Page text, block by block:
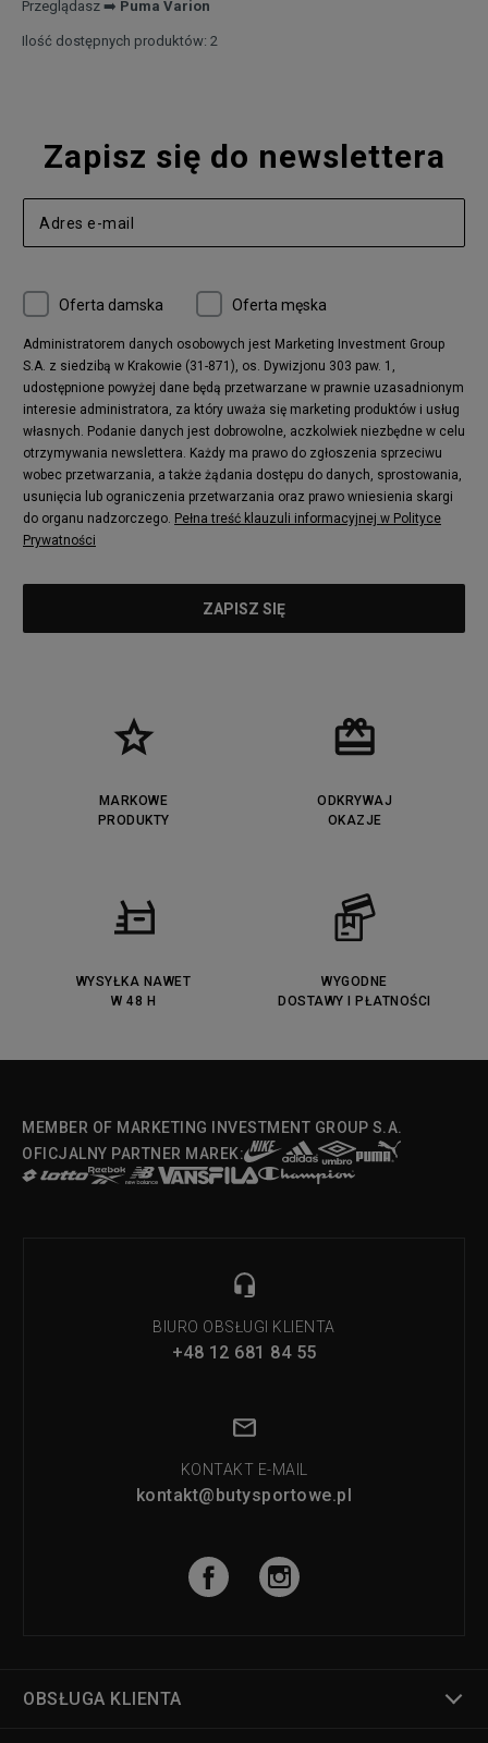
Przeglądasz ➡️ Puma Varion
Ilość dostępnych produktów: 2
Zapisz się do newslettera
Oferta damska Oferta męska
Administratorem danych osobowych jest Marketing Investment Group
S.A. z siedzibą w Krakowie (31-871), os. Dywizjonu 303 paw. 1,
udostępnione powyżej dane będą przetwarzane w prawnie uzasadnionym
interesie administratora, za który uważa się marketing produktów i usług
własnych. Podanie danych jest dobrowolne, aczkolwiek niezbędne w celu
otrzymywania newslettera. Każdy ma prawo do zgłoszenia sprzeciwu
wobec przetwarzania, a także żądania dostępu do danych, sprostowania,
usunięcia lub ograniczenia przetwarzania oraz prawo wniesienia skargi
do organu nadzorczego. Pełna treść klauzuli informacyjnej w Polityce
Prywatności
MARKOWE
PRODUKTY
ODKRYWAJ
OKAZJE
WYSYŁKA NAWET
W 48 H
WYGODNE
DOSTAWY I PŁATNOŚCI
MEMBER OF MARKETING INVESTMENT GROUP S.A.
OFICJALNY PARTNER MAREK:
BIURO OBSŁUGI KLIENTA
+48 12 681 84 55
KONTAKT E-MAIL
kontakt@butysportowe.pl
OBSŁUGA KLIENTA